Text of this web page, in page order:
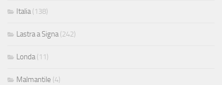
Italia(138)
Lastra a Signa(242)
Londa(11)
Malmantile (4)